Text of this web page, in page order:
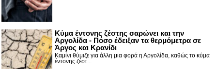
Κύμα έντονης ζέστης σαρώνει και την
Αργολίδα - Πόσο έδειξαν τα θερμόμετρα σε
Άργος και Κρανίδι
Καμίνι θύμιζε για άλλη μια φορά η Αργολίδα, καθώς το κύμα
έντονης ζέστ...